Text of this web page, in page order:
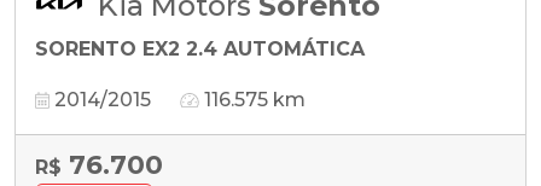
SORENTO EX2 2.4 AUTOMÁTICA
2014/2015 116.575 km
R$ 76.700